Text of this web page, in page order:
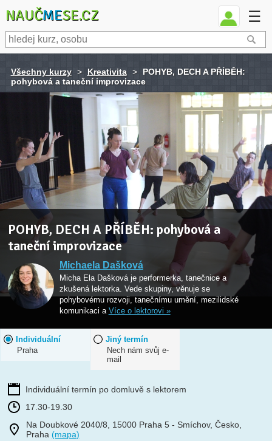
NAUČMESE.CZ ☰
Všechny kurzy > Kreativita >
POHYB, DECH A PŘÍBĚH:
pohybová a taneční improvizace
POHYB, DECH A PŘÍBĚH: pohybová a
taneční improvizace
Michaela Dašková
Micha Ela Dašková je performerka, tanečnice a
zkušená lektorka. Vede skupiny, věnuje se
pohybovému rozvoji, tanečnímu umění, mezilidské
komunikaci a Více o lektorovi »
Individuální
Praha
Jiný termín
Nech nám svůj e-
mail
Individuální termín po domluvě s lektorem
17.30-19.30
Na Doubkové 2040/8, 15000 Praha 5 - Smíchov, Česko,
Praha(mapa)